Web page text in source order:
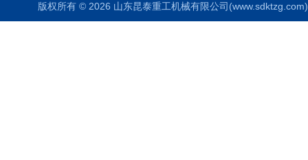
版权所有 © 2026 山东昆泰重工机械有限公司